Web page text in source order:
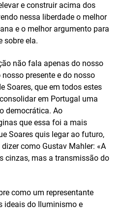
e construir acima dos
nessa liberdade o melhor
e o melhor argumento para
sobre ela.
não fala apenas do nosso
presente e do nosso
Soares, que em todos estes
em Portugal uma
democrática. Ao
que essa foi a mais
Soares quis legar ao futuro,
como Gustav Mahler: «A
cinzas, mas a transmissão do
como um representante
ideais do Iluminismo e